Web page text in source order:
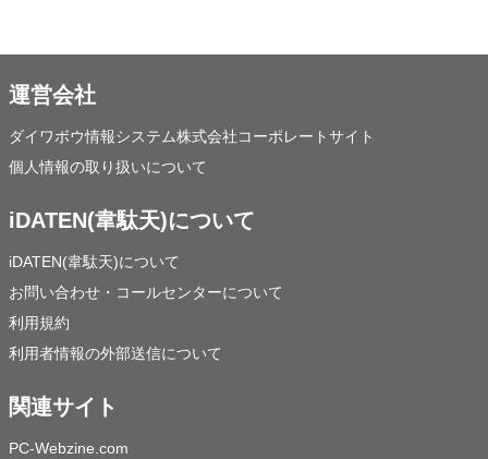
運営会社
ダイワボウ情報システム株式会社コーポレートサイト
個人情報の取り扱いについて
iDATEN(韋駄天)について
iDATEN(韋駄天)について
お問い合わせ・コールセンターについて
利用規約
利用者情報の外部送信について
関連サイト
PC-Webzine.com